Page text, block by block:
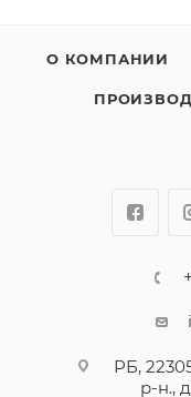
О КОМПАНИИ
РБ,
р-н.,